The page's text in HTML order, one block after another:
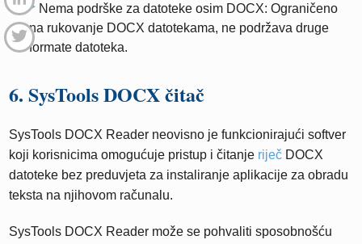
Nema podrške za datoteke osim DOCX: Ograničeno
na rukovanje DOCX datotekama, ne podržava druge
formate datoteka.
6. SysTools DOCX čitač
SysTools DOCX Reader neovisno je funkcionirajući softver
koji korisnicima omogućuje pristup i čitanje riječ DOCX
datoteke bez preduvjeta za instaliranje aplikacije za obradu
teksta na njihovom računalu.
SysTools DOCX Reader može se pohvaliti sposobnošću